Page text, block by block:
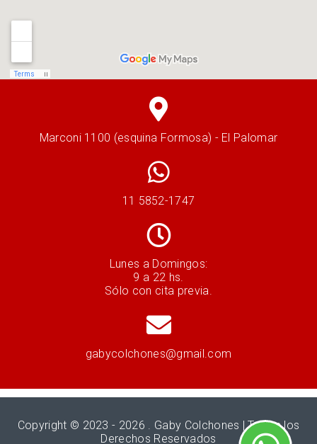
Marconi 1100 (esquina Formosa) - El Palomar
11 5852-1747
Lunes a Domingos:
9 a 22 hs.
Sólo con cita previa.
gabycolchones@gmail.com
Copyright © 2023 - 2026 . Gaby Colchones | Todos los
Derechos Reservados